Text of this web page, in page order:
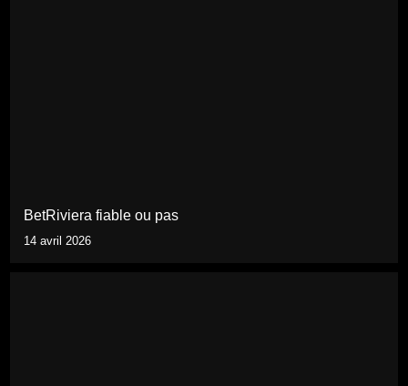
BetRiviera fiable ou pas
14 avril 2026